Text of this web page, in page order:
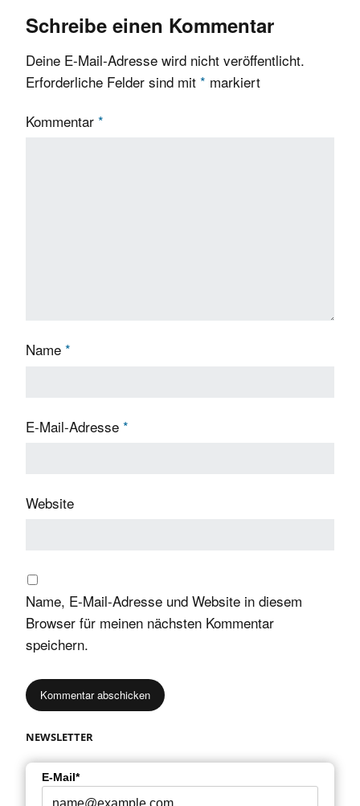
Schreibe einen Kommentar
Deine E-Mail-Adresse wird nicht veröffentlicht.
Erforderliche Felder sind mit * markiert
Kommentar *
Name *
E-Mail-Adresse *
Website
Name, E-Mail-Adresse und Website in diesem
Browser für meinen nächsten Kommentar
speichern.
NEWSLETTER
E-Mail*